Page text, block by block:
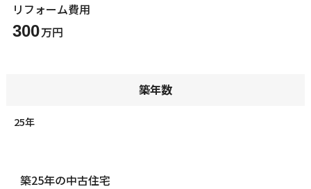
リフォーム費用
300万円
築年数
25年
築25年の中古住宅